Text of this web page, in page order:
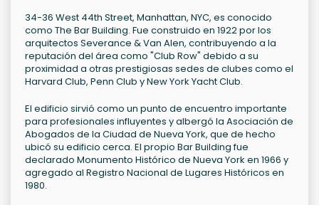
34-36 West 44th Street, Manhattan, NYC, es conocido
como The Bar Building. Fue construido en 1922 por los
arquitectos Severance & Van Alen, contribuyendo a la
reputación del área como "Club Row" debido a su
proximidad a otras prestigiosas sedes de clubes como el
Harvard Club, Penn Club y New York Yacht Club.
El edificio sirvió como un punto de encuentro importante
para profesionales influyentes y albergó la Asociación de
Abogados de la Ciudad de Nueva York, que de hecho
ubicó su edificio cerca. El propio Bar Building fue
declarado Monumento Histórico de Nueva York en 1966 y
agregado al Registro Nacional de Lugares Históricos en
1980.